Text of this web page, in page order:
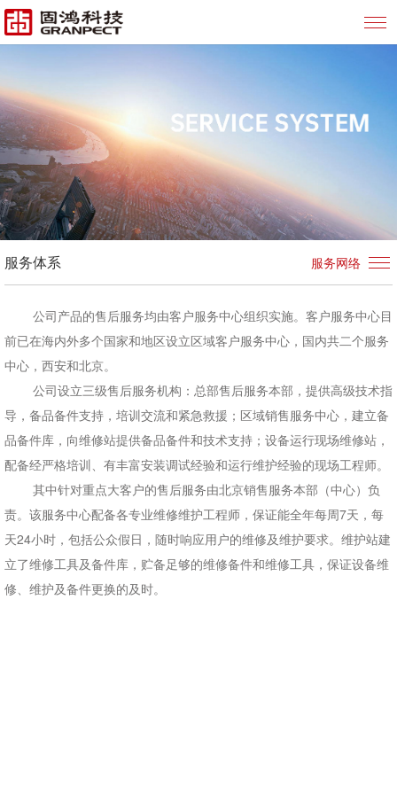
服务体系 服务网络
公司产品的售后服务均由客户服务中心组织实施。客户服务中心目
前已在海内外多个国家和地区设立区域客户服务中心，国内共二个服务
中心，西安和北京。
公司设立三级售后服务机构：总部售后服务本部，提供高级技术指
导，备品备件支持，培训交流和紧急救援；区域销售服务中心，建立备
品备件库，向维修站提供备品备件和技术支持；设备运行现场维修站，
配备经严格培训、有丰富安装调试经验和运行维护经验的现场工程师。
其中针对重点大客户的售后服务由北京销售服务本部（中心）负
责。该服务中心配备各专业维修维护工程师，保证能全年每周7天，每
天24小时，包括公众假日，随时响应用户的维修及维护要求。维护站建
立了维修工具及备件库，贮备足够的维修备件和维修工具，保证设备维
修、维护及备件更换的及时。